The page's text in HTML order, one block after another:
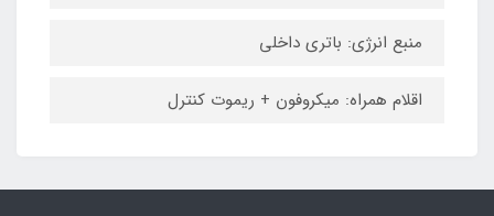
منبع انرژی: باتری داخلی
اقلام همراه: میکروفون + ریموت کنترل